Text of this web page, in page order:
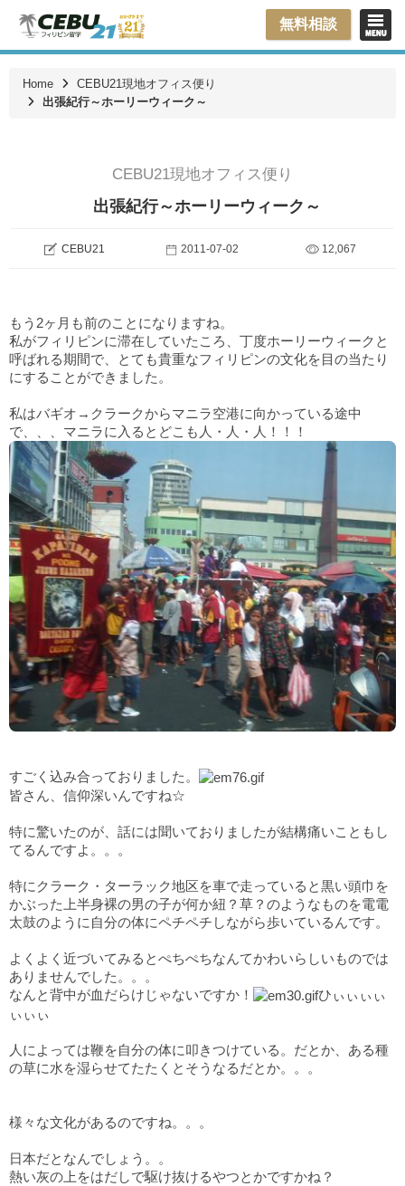
無料相談
Home
CEBU21現地オフィス便り
出張紀行～ホーリーウィーク～
CEBU21現地オフィス便り
出張紀行～ホーリーウィーク～
CEBU21 2011-07-02 12,067
もう2ヶ月も前のことになりますね。
私がフィリピンに滞在していたころ、丁度ホーリーウィークと
呼ばれる期間で、とても貴重なフィリピンの文化を目の当たり
にすることができました。
私はバギオ→クラークからマニラ空港に向かっている途中
で、、、マニラに入るとどこも人・人・人！！！
すごく込み合っておりました。
皆さん、信仰深いんですね☆
特に驚いたのが、話には聞いておりましたが結構痛いこともし
てるんですよ。。。
特にクラーク・ターラック地区を車で走っていると黒い頭巾を
かぶった上半身裸の男の子が何か紐？草？のようなものを電電
太鼓のように自分の体にペチペチしながら歩いているんです。
よくよく近づいてみるとぺちぺちなんてかわいらしいものでは
ありませんでした。。。
なんと背中が血だらけじゃないですか！
ひぃぃぃぃ
ぃぃぃ
人によっては鞭を自分の体に叩きつけている。だとか、ある種
の草に水を湿らせてたたくとそうなるだとか。。。
様々な文化があるのですね。。。
日本だとなんでしょう。。
熱い灰の上をはだしで駆け抜けるやつとかですかね？